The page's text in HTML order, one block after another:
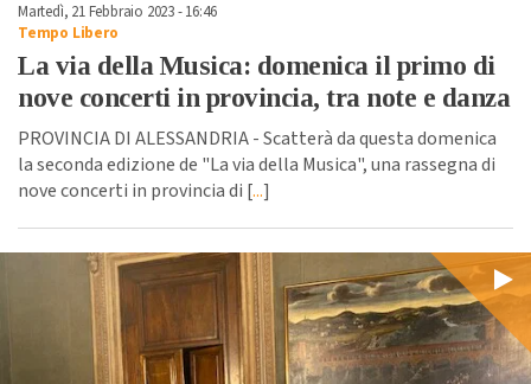
Martedì, 21 Febbraio 2023 - 16:46
Tempo Libero
La via della Musica: domenica il primo di
nove concerti in provincia, tra note e danza
PROVINCIA DI ALESSANDRIA - Scatterà da questa domenica
la seconda edizione de "La via della Musica", una rassegna di
nove concerti in provincia di [...]